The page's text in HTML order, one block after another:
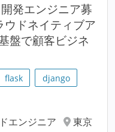
発エンジニア募
ドネイティブア
盤で顧客ビジネ
flask
django
エンジニア
東京